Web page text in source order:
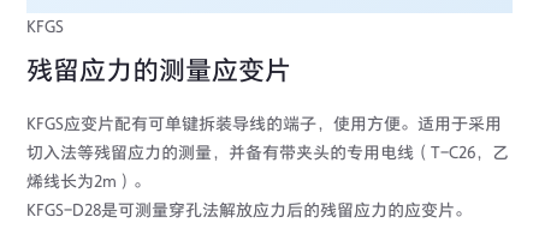
KFGS
残留应力的测量应变片
KFGS应变片配有可单键拆装导线的端子，使用方便。适用于采用
切入法等残留应力的测量，并备有带夹头的专用电线（T-C26，乙
烯线长为2m）。
KFGS-D28是可测量穿孔法解放应力后的残留应力的应变片。